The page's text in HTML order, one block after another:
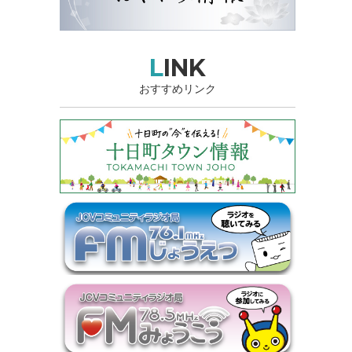
LINK
おすすめリンク